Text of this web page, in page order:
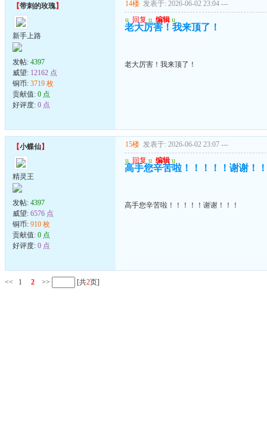
【带刺的玫瑰】
新手上路
发帖: 4397
威望: 12162 点
铜币: 3719 枚
贡献值: 0 点
好评度: 0 点
14楼 发表于: 2026-06-02 23:04 ---
u 回复 u 编辑 u
老大厉害！我来顶了！
老大厉害！我来顶了！
【小蝶仙】
精灵王
发帖: 4397
威望: 6576 点
铜币: 910 枚
贡献值: 0 点
好评度: 0 点
15楼 发表于: 2026-06-02 23:07 ---
u 回复 u 编辑 u
高手您辛苦啦！！！！！谢谢！
高手您辛苦啦！！！！！谢谢！！！
<< 1 2 >> [共2页]